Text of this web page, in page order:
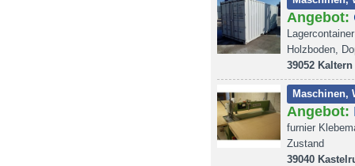
Angebot:
Holzboden,
39052
Maschinen,
Angebot:
furnier
Zustand
39040